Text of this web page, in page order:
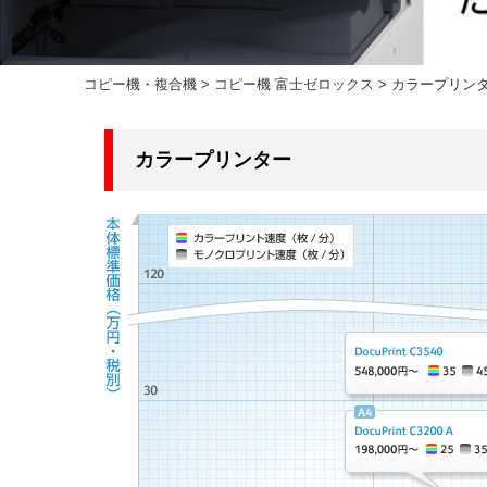
コピー機・複合機 > コピー機 富士ゼロックス > カラープリン
カラープリンター